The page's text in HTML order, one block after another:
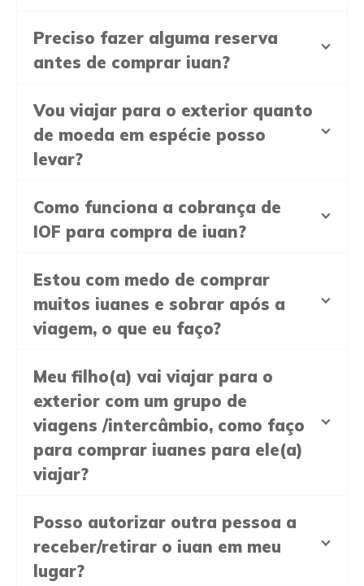
Preciso fazer alguma reserva
antes de comprar iuan?
Vou viajar para o exterior quanto
de moeda em espécie posso
levar?
Como funciona a cobrança de
IOF para compra de iuan?
Estou com medo de comprar
muitos iuanes e sobrar após a
viagem, o que eu faço?
Meu filho(a) vai viajar para o
exterior com um grupo de
viagens /intercâmbio, como faço
para comprar iuanes para ele(a)
viajar?
Posso autorizar outra pessoa a
receber/retirar o iuan em meu
lugar?